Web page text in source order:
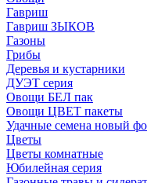
Гавриш
Гавриш ЗЫКОВ
Газоны
Грибы
Деревья и кустарники
ДУЭТ серия
Овощи БЕЛ пак
Овощи ЦВЕТ пакеты
Удачные семена новый
Цветы
Цветы комнатные
Юбилейная серия